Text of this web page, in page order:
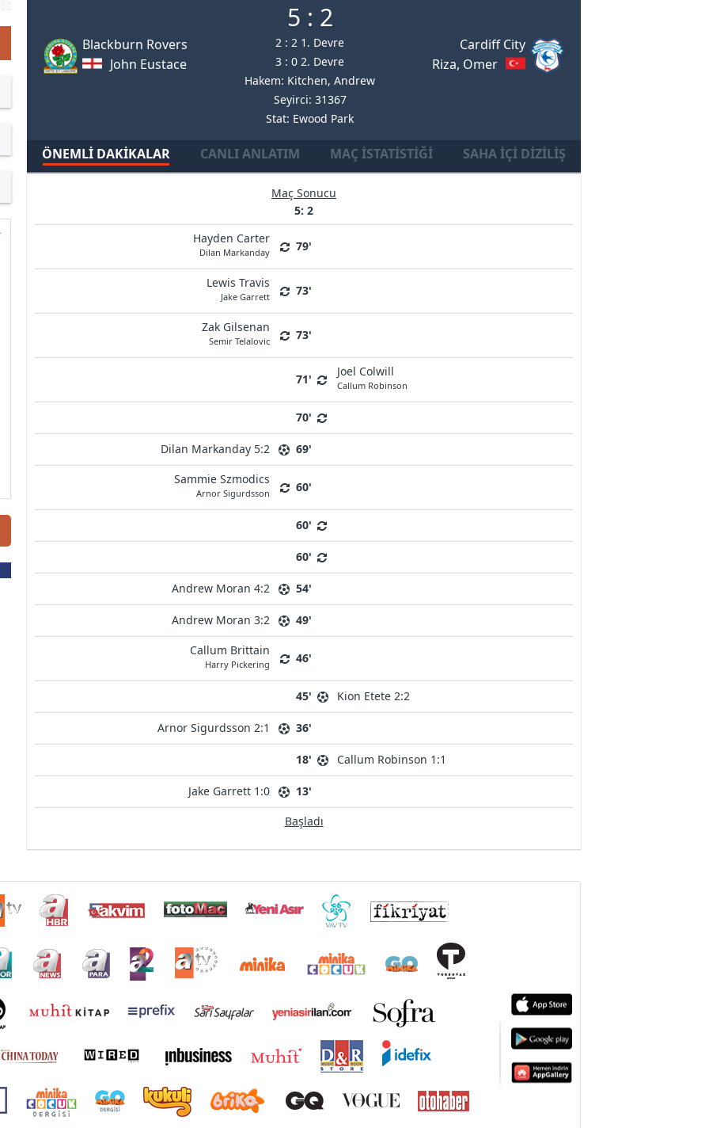
Blackburn Rovers
John Eustace
5 : 2
2 : 2 1. Devre
3 : 0 2. Devre
Hakem: Kitchen, Andrew
Seyirci: 31367
Stat: Ewood Park
Cardiff City
Riza, Omer
ÖNEMLI DAKIKALAR CANLI ANLATIM MAÇ İSTATISTIĞI SAHA İÇI DIZILIŞ
Maç Sonucu
5: 2
Hayden Carter
Dilan Markanday 79'
Lewis Travis
Jake Garrett 73'
Zak Gilsenan
Semir Telalovic 73'
71'
Joel Colwill
Callum Robinson
70'
Dilan Markanday 5:2
69'
Sammie Szmodics
Arnor Sigurdsson 60'
60'
60'
Andrew Moran 4:2 54'
Andrew Moran 3:2
49'
Callum Brittain
Harry Pickering 46'
45' Kion Etete 2:2
Arnor Sigurdsson 2:1 36'
18' Callum Robinson 1:1
Jake Garrett 1:0
13'
Başladı